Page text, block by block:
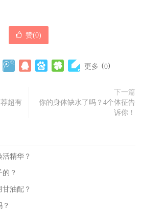
赞(0)
更多 (0)
超有
下一篇
你的身体缺水了吗？4个体征告
诉你！
精华？
？
油配？